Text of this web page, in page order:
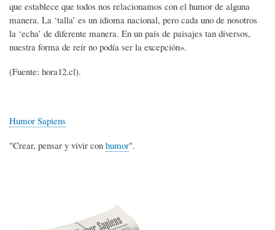
que establece que todos nos relacionamos con el humor de alguna
manera. La ‘talla’ es un idioma nacional, pero cada uno de nosotros
la ‘echa’ de diferente manera. En un país de paisajes tan diversos,
nuestra forma de reír no podía ser la excepción».
(Fuente: hora12.cl).
Humor Sapiens
"Crear, pensar y vivir con humor".